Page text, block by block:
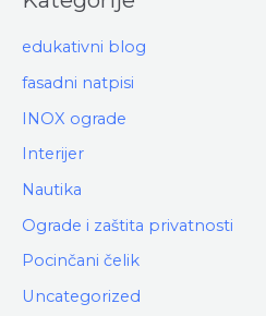
edukativni blog
fasadni natpisi
INOX ograde
Interijer
Nautika
Ograde i zaštita privatnosti
Pocinčani čelik
Uncategorized